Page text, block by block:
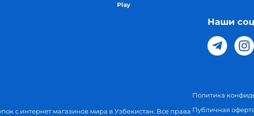
Play
Наши
с интернет магазинов мира в Узбекистан. Все права
Политика
Публичная